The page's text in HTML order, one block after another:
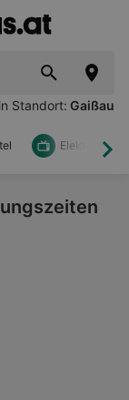
Standort: Gaißau
Elektronik